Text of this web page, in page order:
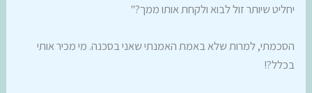
יחליט שיותר זול לבוא ולקחת אותו ממך?"
הסכמתי, למרות שלא באמת האמנתי שאני בסכנה. מי מכיר אותי
בכלל?!